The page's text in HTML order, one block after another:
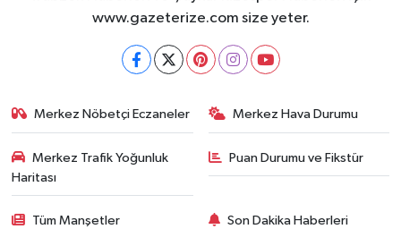
www.gazeterize.com size yeter.
Merkez Nöbetçi Eczaneler Merkez Hava Durumu
Merkez Trafik Yoğunluk
Haritası
Puan Durumu ve Fikstür
Tüm Manşetler Son Dakika Haberleri
KÜLTÜR SANAT
Otomobil
POLİTİKA